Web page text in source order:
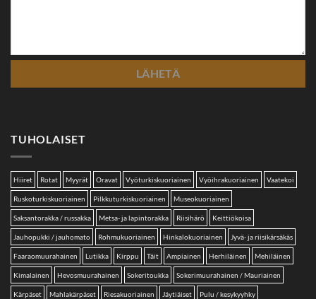
TUHOLAISET
Hiiret Rotat Myyrät Oravat Vyöturkiskuoriainen Vyöihrakuoriainen Vaatekoi
Ruskoturkiskuoriainen Pilkkuturkiskuoriainen Museokuoriainen
Saksantorakka / russakka Metsa- ja lapintorakka Riisihärö Keittiökoisa
Jauhopukki / jauhomato Rohmukuoriainen Hinkalokuoriainen Jyvä- ja riisikärsäkäs
Faaraomuurahainen Lutikka Kirppu Täit Ampiainen Herhiläinen Mehiläinen
Kimalainen Hevosmuurahainen Sokeritoukka Sokerimuurahainen / Mauriainen
Kärpäset Mahlakärpäset Riesakuoriainen Jäytiäiset Pulu / kesykyyhky